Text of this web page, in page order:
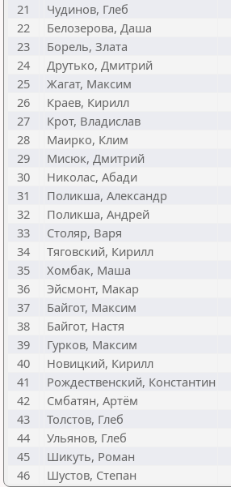
21
Чудинов, Глеб
22
Белозерова, Даша
23
Борель, Злата
24
Друтько, Дмитрий
25
Жагат, Максим
26
Краев, Кирилл
27
Крот, Владислав
28
Маирко, Клим
29
Мисюк, Дмитрий
30
Николас, Абади
31
Поликша, Александр
32
Поликша, Андрей
33
Столяр, Варя
34
Тяговский, Кирилл
35
Хомбак, Маша
36
Эйсмонт, Макар
37
Байгот, Максим
38
Байгот, Настя
39
Гурков, Максим
40
Новицкий, Кирилл
41
Рождественский, Константин
42
Смбатян, Артём
43
Толстов, Глеб
44
Ульянов, Глеб
45
Шикуть, Роман
46
Шустов, Степан